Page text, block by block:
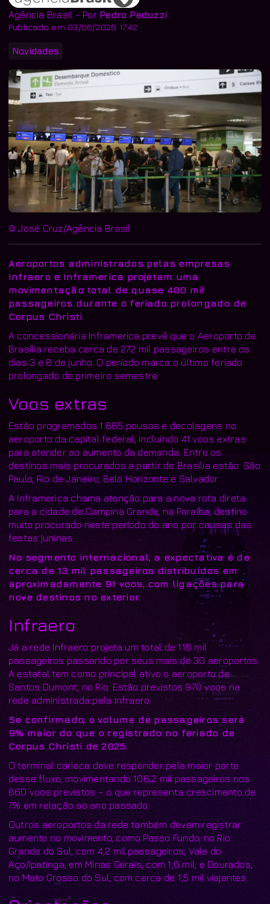
Agência Brasil - Por Pedro Peduzzi
Publicado em 03/06/2026 17:42
Novidades
© José Cruz/Agência Brasil
Aeroportos administrados pelas empresas
Infraero e Inframerica projetam uma
movimentação total de quase 400 mil
passageiros durante o feriado prolongado de
Corpus Christi.
A concessionária Inframerica prevê que o Aeroporto de
Brasília receba cerca de 272 mil passageiros entre os
dias 3 e 8 de junho. O período marca o último feriado
prolongado do primeiro semestre.
Voos extras
Estão programados 1.885 pousos e decolagens no
aeroporto da capital federal, incluindo 41 voos extras
para atender ao aumento da demanda. Entre os
destinos mais procurados a partir de Brasília estão: São
Paulo, Rio de Janeiro, Belo Horizonte e Salvador.
A Inframerica chama atenção para a nova rota direta
para a cidade de Campina Grande, na Paraíba, destino
muito procurado neste período do ano por causas das
festas juninas.
No segmento internacional, a expectativa é de
cerca de 13 mil passageiros distribuídos em
aproximadamente 91 voos, com ligações para
nove destinos no exterior.
Infraero
Já a rede Infraero projeta um total de 116 mil
passageiros passando por seus mais de 30 aeroportos.
A estatal tem como principal ativo o aeroporto de
Santos Dumont, no Rio. Estão previstos 970 voos na
rede administrada pela Infraero.
Se confirmado, o volume de passageiros será
9% maior do que o registrado no feriado de
Corpus Christi de 2025.
O terminal carioca deve responder pela maior parte
desse fluxo, movimentando 106,2 mil passageiros nos
860 voos previstos – o que representa crescimento de
7% em relação ao ano passado.
Outros aeroportos da rede também devem registrar
aumento no movimento, como Passo Fundo, no Rio
Grande do Sul, com 4,2 mil passageiros; Vale do
Aço/Ipatinga, em Minas Gerais, com 1,6 mil; e Dourados,
no Mato Grosso do Sul, com cerca de 1,5 mil viajantes.